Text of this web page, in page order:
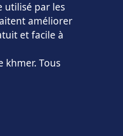
utilisé par les
améliorer
et facile à
khmer. Tous